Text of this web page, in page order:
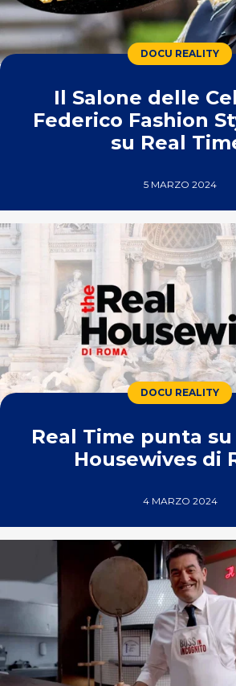
DOCU REALITY
Il Salone delle
Federico Fashion
su Real
5 MARZO 2024
DOCU REALITY
Real Time punta su
Housewives di
4 MARZO 2024